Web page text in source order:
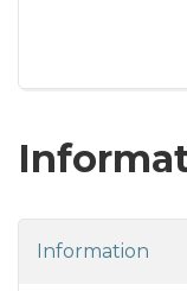
Information